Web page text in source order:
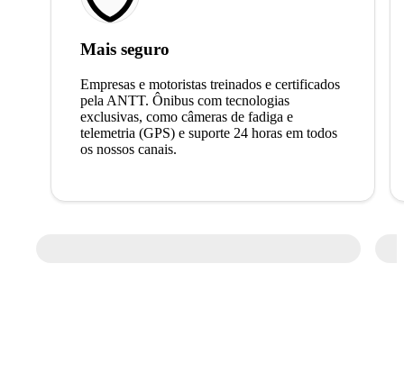
Mais seguro
Empresas e motoristas treinados e certificados
pela ANTT. Ônibus com tecnologias
exclusivas, como câmeras de fadiga e
telemetria (GPS) e suporte 24 horas em todos
os nossos canais.